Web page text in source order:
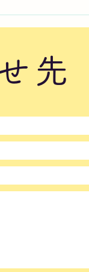
れました。
先